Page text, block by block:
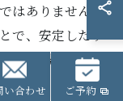
はありません
で、安定したサ
る現場づくりが
い合わせ ご予約